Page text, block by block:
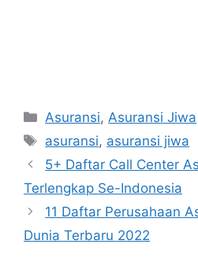
Categories
Asuransi,Asuransi Jiwa
Tags
asuransi, asuransi jiwa
Post
navigation
5+ Daftar Call Center
Terlengkap Se-Indonesia
11 Daftar Perusahaan
Dunia Terbaru 2022